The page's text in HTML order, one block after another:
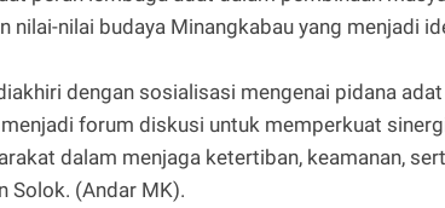
nilai-nilai budaya Minangkabau yang menjadi
dengan sosialisasi mengenai pidana
forum diskusi untuk memperkuat
dalam menjaga ketertiban, keamanan,
Solok. (Andar MK).